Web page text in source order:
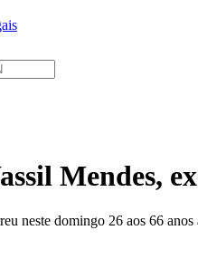
Mendes,
neste domingo 26 aos 66